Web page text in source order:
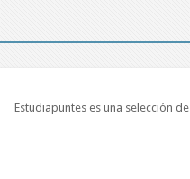
Estudiapuntes es una selección de